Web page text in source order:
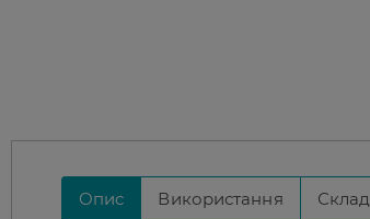
Опис Використання Склад